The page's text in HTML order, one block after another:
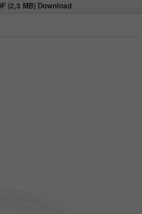
(2,3 MB) Download